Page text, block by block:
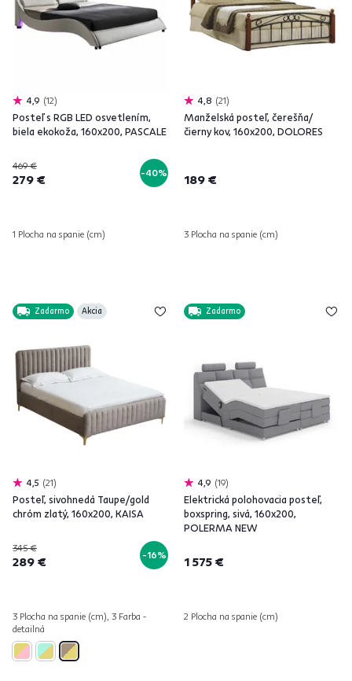
4,9 12
Posteľ s RGB LED osvetlením,
biela ekokoža, 160x200, PASCALE
469 €
279 € -40%
1 Plocha na spanie (cm)
4,8 21
Manželská posteľ, čerešňa/
čierny kov, 160x200, DOLORES
189 €
3 Plocha na spanie (cm)
Zadarmo Akcia
4,5 21
Posteľ, sivohnedá Taupe/gold
chróm zlatý, 160x200, KAISA
345 €
289 € -16%
3 Plocha na spanie (cm), 3 Farba -
detailná
Zadarmo
4,9 19
Elektrická polohovacia posteľ,
boxspring, sivá, 160x200,
POLERMA NEW
1 575 €
2 Plocha na spanie (cm)